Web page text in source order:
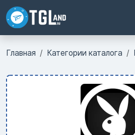
Главная Категории каталога